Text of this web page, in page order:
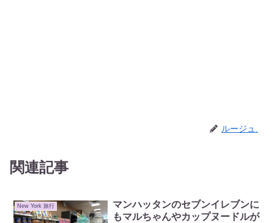
ルージュ.
関連記事
New York 旅行
マンハッタンのセブンイレブンに
もマルちゃんやカップヌードルが